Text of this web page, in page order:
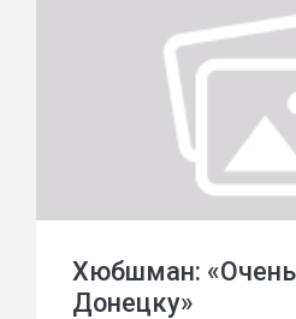
Хюбшман:
Донецку»